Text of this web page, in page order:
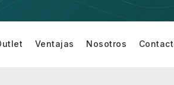
Ventajas Nosotros